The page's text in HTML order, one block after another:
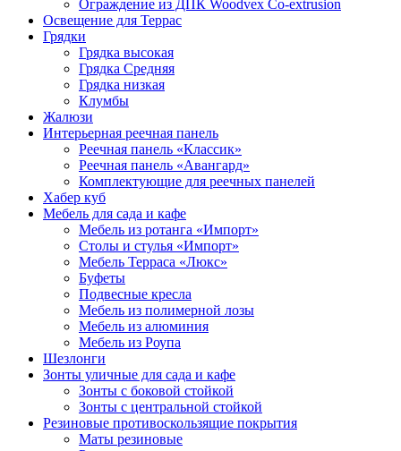
Ограждение из ДПК Woodvex Co-extrusion
Освещение для Террас
Грядки
Грядка высокая
Грядка Средняя
Грядка низкая
Клумбы
Жалюзи
Интерьерная реечная панель
Реечная панель «Классик»
Реечная панель «Авангард»
Комплектующие для реечных панелей
Хабер куб
Мебель для сада и кафе
Мебель из ротанга «Импорт»
Столы и стулья «Импорт»
Мебель Терраса «Люкс»
Буфеты
Подвесные кресла
Мебель из полимерной лозы
Мебель из алюминия
Мебель из Роупа
Шезлонги
Зонты уличные для сада и кафе
Зонты с боковой стойкой
Зонты с центральной стойкой
Резиновые противоскользящие покрытия
Маты резиновые